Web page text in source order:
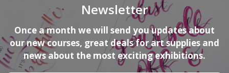
Newsletter
Once a month we will send you updates about
our new courses, great deals for art supplies and
news about the most exciting exhibitions.